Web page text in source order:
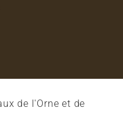
de l'Orne et de